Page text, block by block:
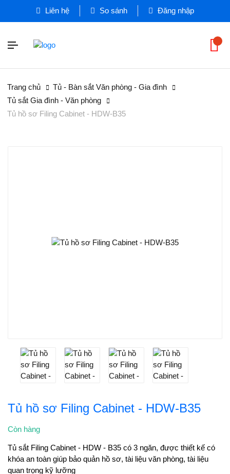
Liên hệ So sánh Đăng nhập
Trang chủ
Tủ - Bàn sắt Văn phòng - Gia đình
Tủ sắt Gia đình - Văn phòng
Tủ hồ sơ Filing Cabinet - HDW-B35
Tủ hồ sơ Filing Cabinet - HDW-B35
Còn hàng
Tủ sắt Filing Cabinet - HDW - B35 có 3 ngăn, được thiết kế có
khóa an toàn giúp bảo quản hồ sơ, tài liệu văn phòng, tài liệu
quan trọng kỹ lưỡng